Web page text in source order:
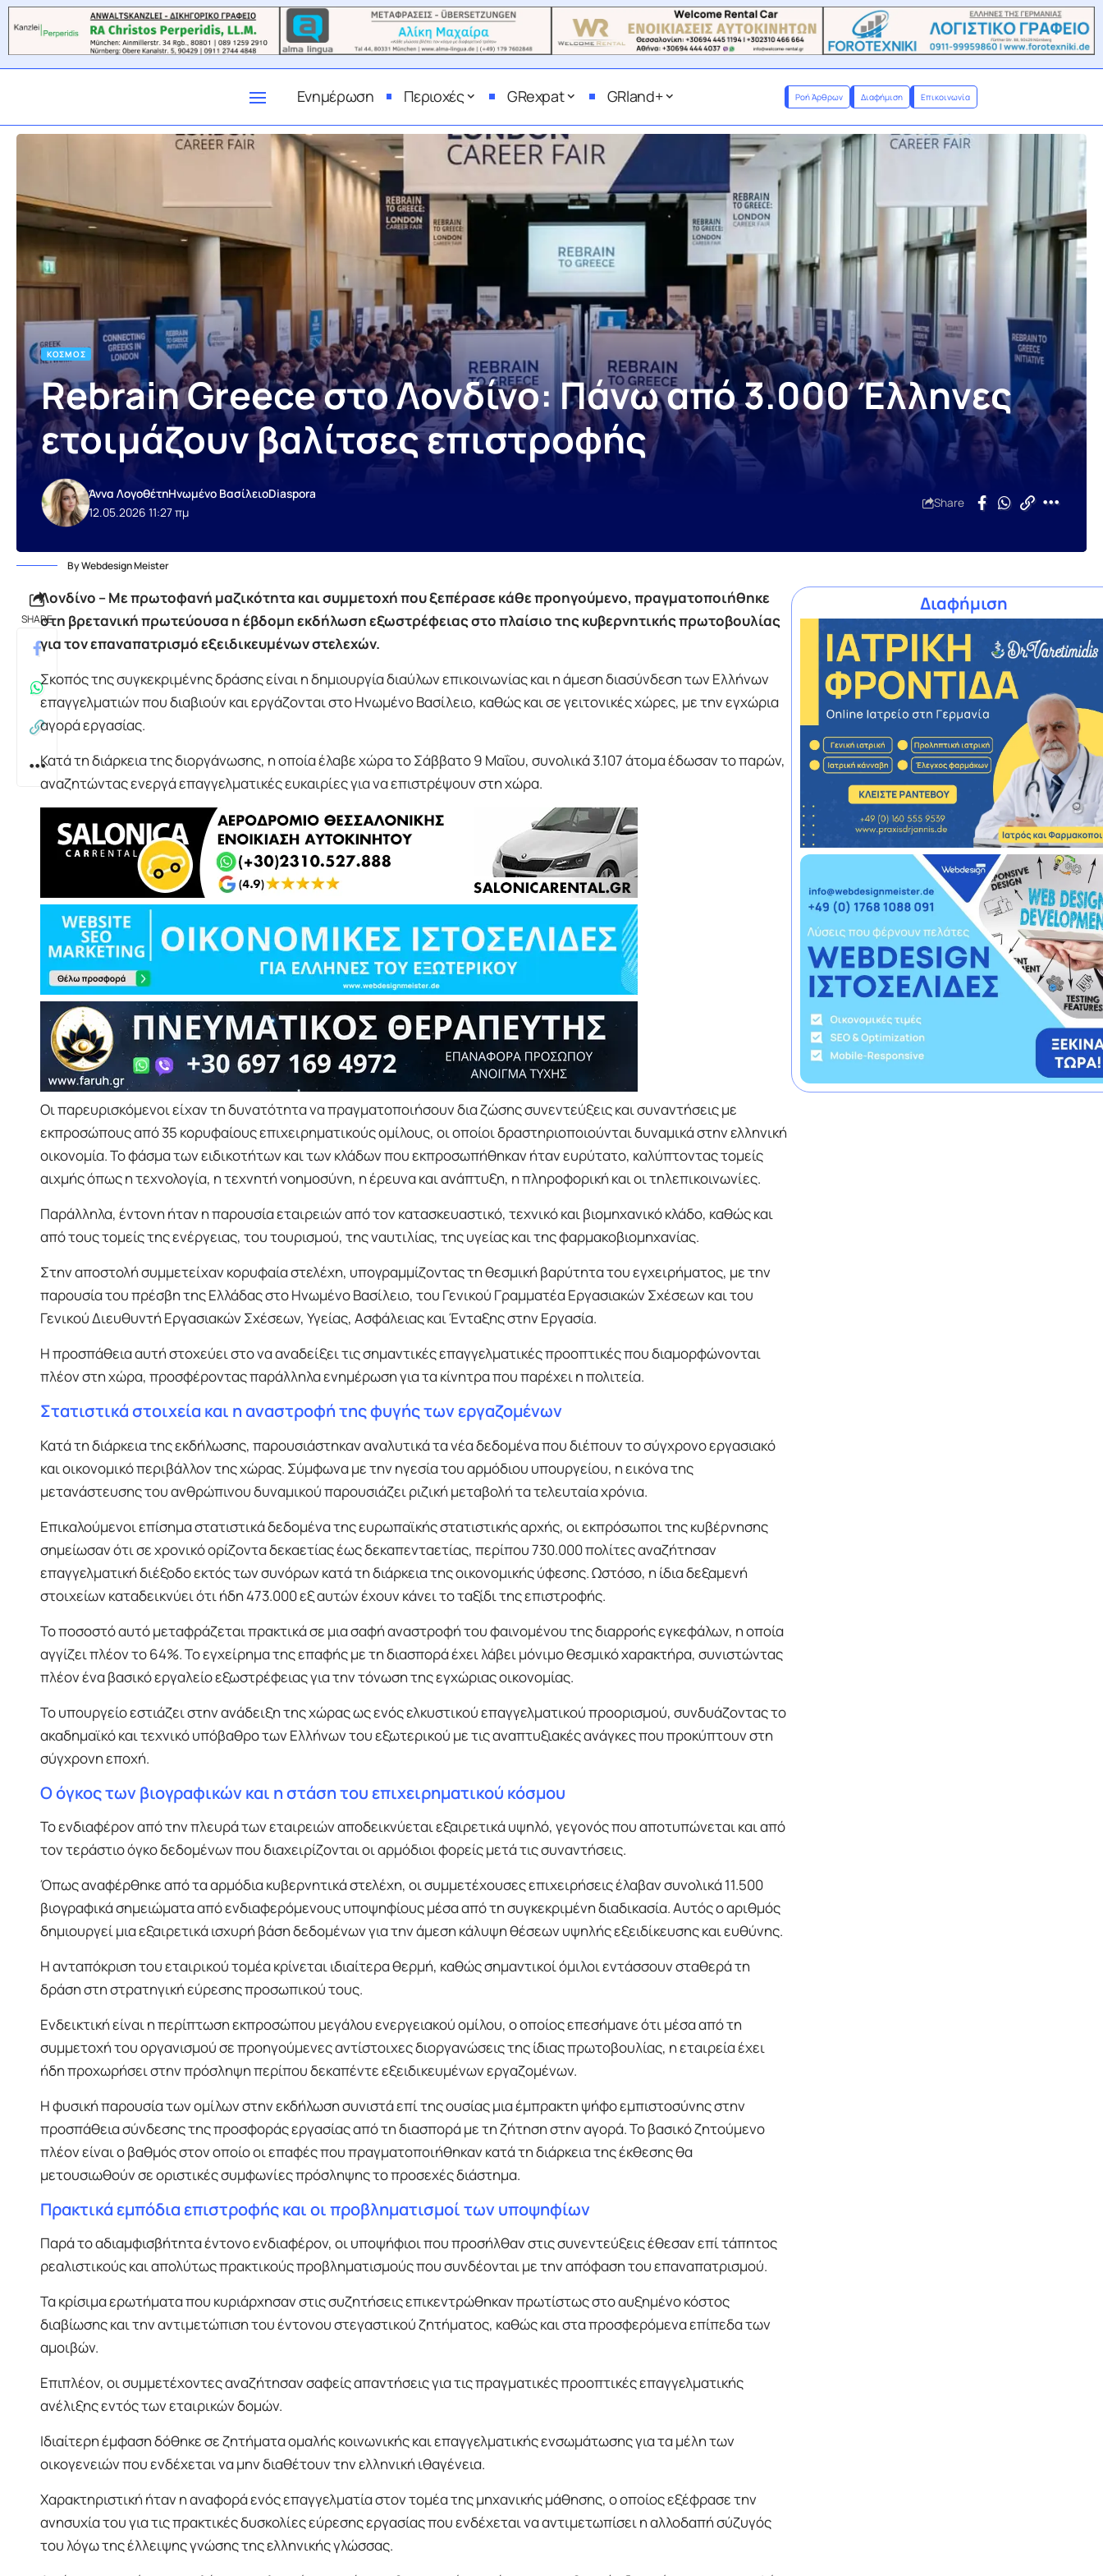
Ενημέρωση Περιοχές GRexpat GRland+ Ροή Άρθρων Διαφήμιση Επικοινωνία
ΚΌΣΜΟΣ
Rebrain Greece στο Λονδίνο: Πάνω από 3.000 Έλληνες
ετοιμάζουν βαλίτσες επιστροφής
12.05.2026 11:27 πμ
Άννα ΛογοθέτηΗνωμένο ΒασίλειοDiaspora
Share
By Webdesign Meister
SHARE
Λονδίνο – Με πρωτοφανή μαζικότητα και συμμετοχή που ξεπέρασε κάθε προηγούμενο, πραγματοποιήθηκε
στη βρετανική πρωτεύουσα η έβδομη εκδήλωση εξωστρέφειας στο πλαίσιο της κυβερνητικής πρωτοβουλίας
για τον επαναπατρισμό εξειδικευμένων στελεχών.
Σκοπός της συγκεκριμένης δράσης είναι η δημιουργία διαύλων επικοινωνίας και η άμεση διασύνδεση των Ελλήνων
επαγγελματιών που διαβιούν και εργάζονται στο Ηνωμένο Βασίλειο, καθώς και σε γειτονικές χώρες, με την εγχώρια
αγορά εργασίας.
Κατά τη διάρκεια της διοργάνωσης, η οποία έλαβε χώρα το Σάββατο 9 Μαΐου, συνολικά 3.107 άτομα έδωσαν το παρών,
αναζητώντας ενεργά επαγγελματικές ευκαιρίες για να επιστρέψουν στη χώρα.
Οι παρευρισκόμενοι είχαν τη δυνατότητα να πραγματοποιήσουν δια ζώσης συνεντεύξεις και συναντήσεις με
εκπροσώπους από 35 κορυφαίους επιχειρηματικούς ομίλους, οι οποίοι δραστηριοποιούνται δυναμικά στην ελληνική
οικονομία. Το φάσμα των ειδικοτήτων και των κλάδων που εκπροσωπήθηκαν ήταν ευρύτατο, καλύπτοντας τομείς
αιχμής όπως η τεχνολογία, η τεχνητή νοημοσύνη, η έρευνα και ανάπτυξη, η πληροφορική και οι τηλεπικοινωνίες.
Παράλληλα, έντονη ήταν η παρουσία εταιρειών από τον κατασκευαστικό, τεχνικό και βιομηχανικό κλάδο, καθώς και
από τους τομείς της ενέργειας, του τουρισμού, της ναυτιλίας, της υγείας και της φαρμακοβιομηχανίας.
Στην αποστολή συμμετείχαν κορυφαία στελέχη, υπογραμμίζοντας τη θεσμική βαρύτητα του εγχειρήματος, με την
παρουσία του πρέσβη της Ελλάδας στο Ηνωμένο Βασίλειο, του Γενικού Γραμματέα Εργασιακών Σχέσεων και του
Γενικού Διευθυντή Εργασιακών Σχέσεων, Υγείας, Ασφάλειας και Ένταξης στην Εργασία.
Η προσπάθεια αυτή στοχεύει στο να αναδείξει τις σημαντικές επαγγελματικές προοπτικές που διαμορφώνονται
πλέον στη χώρα, προσφέροντας παράλληλα ενημέρωση για τα κίνητρα που παρέχει η πολιτεία.
Στατιστικά στοιχεία και η αναστροφή της φυγής των εργαζομένων
Κατά τη διάρκεια της εκδήλωσης, παρουσιάστηκαν αναλυτικά τα νέα δεδομένα που διέπουν το σύγχρονο εργασιακό
και οικονομικό περιβάλλον της χώρας. Σύμφωνα με την ηγεσία του αρμόδιου υπουργείου, η εικόνα της
μετανάστευσης του ανθρώπινου δυναμικού παρουσιάζει ριζική μεταβολή τα τελευταία χρόνια.
Επικαλούμενοι επίσημα στατιστικά δεδομένα της ευρωπαϊκής στατιστικής αρχής, οι εκπρόσωποι της κυβέρνησης
σημείωσαν ότι σε χρονικό ορίζοντα δεκαετίας έως δεκαπενταετίας, περίπου 730.000 πολίτες αναζήτησαν
επαγγελματική διέξοδο εκτός των συνόρων κατά τη διάρκεια της οικονομικής ύφεσης. Ωστόσο, η ίδια δεξαμενή
στοιχείων καταδεικνύει ότι ήδη 473.000 εξ αυτών έχουν κάνει το ταξίδι της επιστροφής.
Το ποσοστό αυτό μεταφράζεται πρακτικά σε μια σαφή αναστροφή του φαινομένου της διαρροής εγκεφάλων, η οποία
αγγίζει πλέον το 64%. Το εγχείρημα της επαφής με τη διασπορά έχει λάβει μόνιμο θεσμικό χαρακτήρα, συνιστώντας
πλέον ένα βασικό εργαλείο εξωστρέφειας για την τόνωση της εγχώριας οικονομίας.
Το υπουργείο εστιάζει στην ανάδειξη της χώρας ως ενός ελκυστικού επαγγελματικού προορισμού, συνδυάζοντας το
ακαδημαϊκό και τεχνικό υπόβαθρο των Ελλήνων του εξωτερικού με τις αναπτυξιακές ανάγκες που προκύπτουν στη
σύγχρονη εποχή.
Ο όγκος των βιογραφικών και η στάση του επιχειρηματικού κόσμου
Το ενδιαφέρον από την πλευρά των εταιρειών αποδεικνύεται εξαιρετικά υψηλό, γεγονός που αποτυπώνεται και από
τον τεράστιο όγκο δεδομένων που διαχειρίζονται οι αρμόδιοι φορείς μετά τις συναντήσεις.
Όπως αναφέρθηκε από τα αρμόδια κυβερνητικά στελέχη, οι συμμετέχουσες επιχειρήσεις έλαβαν συνολικά 11.500
βιογραφικά σημειώματα από ενδιαφερόμενους υποψηφίους μέσα από τη συγκεκριμένη διαδικασία. Αυτός ο αριθμός
δημιουργεί μια εξαιρετικά ισχυρή βάση δεδομένων για την άμεση κάλυψη θέσεων υψηλής εξειδίκευσης και ευθύνης.
Η ανταπόκριση του εταιρικού τομέα κρίνεται ιδιαίτερα θερμή, καθώς σημαντικοί όμιλοι εντάσσουν σταθερά τη
δράση στη στρατηγική εύρεσης προσωπικού τους.
Ενδεικτική είναι η περίπτωση εκπροσώπου μεγάλου ενεργειακού ομίλου, ο οποίος επεσήμανε ότι μέσα από τη
συμμετοχή του οργανισμού σε προηγούμενες αντίστοιχες διοργανώσεις της ίδιας πρωτοβουλίας, η εταιρεία έχει
ήδη προχωρήσει στην πρόσληψη περίπου δεκαπέντε εξειδικευμένων εργαζομένων.
Η φυσική παρουσία των ομίλων στην εκδήλωση συνιστά επί της ουσίας μια έμπρακτη ψήφο εμπιστοσύνης στην
προσπάθεια σύνδεσης της προσφοράς εργασίας από τη διασπορά με τη ζήτηση στην αγορά. Το βασικό ζητούμενο
πλέον είναι ο βαθμός στον οποίο οι επαφές που πραγματοποιήθηκαν κατά τη διάρκεια της έκθεσης θα
μετουσιωθούν σε οριστικές συμφωνίες πρόσληψης το προσεχές διάστημα.
Πρακτικά εμπόδια επιστροφής και οι προβληματισμοί των υποψηφίων
Παρά το αδιαμφισβήτητα έντονο ενδιαφέρον, οι υποψήφιοι που προσήλθαν στις συνεντεύξεις έθεσαν επί τάπητος
ρεαλιστικούς και απολύτως πρακτικούς προβληματισμούς που συνδέονται με την απόφαση του επαναπατρισμού.
Τα κρίσιμα ερωτήματα που κυριάρχησαν στις συζητήσεις επικεντρώθηκαν πρωτίστως στο αυξημένο κόστος
διαβίωσης και την αντιμετώπιση του έντονου στεγαστικού ζητήματος, καθώς και στα προσφερόμενα επίπεδα των
αμοιβών.
Επιπλέον, οι συμμετέχοντες αναζήτησαν σαφείς απαντήσεις για τις πραγματικές προοπτικές επαγγελματικής
ανέλιξης εντός των εταιρικών δομών.
Ιδιαίτερη έμφαση δόθηκε σε ζητήματα ομαλής κοινωνικής και επαγγελματικής ενσωμάτωσης για τα μέλη των
οικογενειών που ενδέχεται να μην διαθέτουν την ελληνική ιθαγένεια.
Χαρακτηριστική ήταν η αναφορά ενός επαγγελματία στον τομέα της μηχανικής μάθησης, ο οποίος εξέφρασε την
ανησυχία του για τις πρακτικές δυσκολίες εύρεσης εργασίας που ενδέχεται να αντιμετωπίσει η αλλοδαπή σύζυγός
του λόγω της έλλειψης γνώσης της ελληνικής γλώσσας.
Διαφήμιση